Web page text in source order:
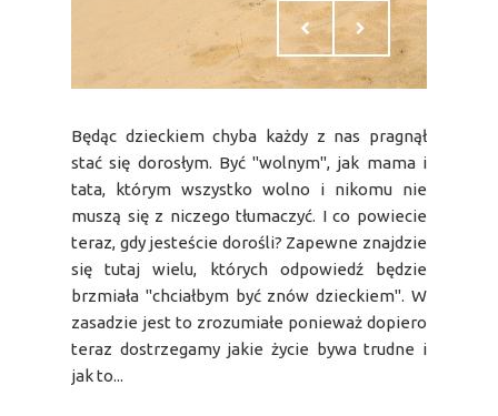
Będąc dzieckiem chyba każdy z nas pragnął
stać się dorosłym. Być "wolnym", jak mama i
tata, którym wszystko wolno i nikomu nie
muszą się z niczego tłumaczyć. I co powiecie
teraz, gdy jesteście dorośli? Zapewne znajdzie
się tutaj wielu, których odpowiedź będzie
brzmiała "chciałbym być znów dzieckiem". W
zasadzie jest to zrozumiałe ponieważ dopiero
teraz dostrzegamy jakie życie bywa trudne i
jak to...